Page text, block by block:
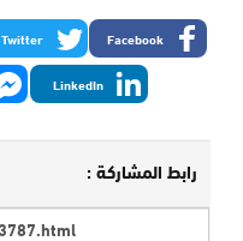
Facebook
Twitter
LinkedIn
رابط المشاركة :